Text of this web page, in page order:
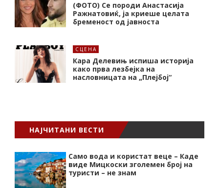
(ФОТО) Се породи Анастасија
Ражнатовиќ, ја криеше целата
бременост од јавноста
СЦЕНА
Кара Делевињ испиша историја
како прва лезбејка на
насловницата на „Плејбој“
НАЈЧИТАНИ ВЕСТИ
Само вода и користат веце – Каде
виде Мицкоски зголемен број на
туристи – не знам